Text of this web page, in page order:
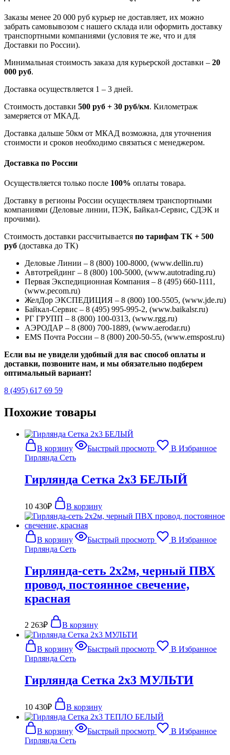
Заказы менее 20 000 руб курьер не доставляет, их можно
забрать самовывозом с нашего склада или оформить доставку
транспортными компаниями (условия те же, что и для
Доставки по России).
Минимальная стоимость заказа для курьерской доставки – 20
000 руб.
Доставка осуществляется 1 – 3 дней.
Стоимость доставки 500 руб + 30 руб/км. Километраж
замеряется от МКАД.
Доставка дальше 50км от МКАД возможна, для уточнения
стоимости и сроков необходимо связаться с менеджером.
Доставка по России
Осуществляется только после 100% оплаты товара.
Доставку в регионы России осуществляем транспортными
компаниями (Деловые линии, ПЭК, Байкал-Сервис, СДЭК и
прочими).
Стоимость доставки рассчитывается по тарифам ТК + 500
руб (доставка до ТК)
Деловые Линии – 8 (800) 100-8000, (www.dellin.ru)
Автотрейдинг – 8 (800) 100-5000, (www.autotrading.ru)
Первая Экспедиционная Компания – 8 (495) 660-1111,
(www.pecom.ru)
ЖелДор ЭКСПЕДИЦИЯ – 8 (800) 100-5505, (www.jde.ru)
Байкал-Сервис – 8 (495) 995-995-2, (www.baikalsr.ru)
РГ ГРУПП – 8 (800) 100-0313, (www.rgg.ru)
АЭРОДАР – 8 (800) 700-1889, (www.aerodar.ru)
EMS Почта России – 8 (800) 200-50-55, (www.emspost.ru)
Если вы не увидели удобный для вас способ оплаты и
доставки, позвоните нам, и мы обязательно подберем
оптимальный вариант!
8 (495) 617 69 59
Похожие товары
В корзину Быстрый просмотр
В Избранное
Гирлянда Сеть
Гирлянда Сетка 2х3 БЕЛЫЙ
10 430₽ В корзину
В корзину Быстрый просмотр
В Избранное
Гирлянда Сеть
Гирлянда-сеть 2х2м, черный ПВХ
провод, постоянное свечение,
красная
2 263₽ В корзину
В корзину Быстрый просмотр
В Избранное
Гирлянда Сеть
Гирлянда Сетка 2х3 МУЛЬТИ
10 430₽ В корзину
В корзину Быстрый просмотр
В Избранное
Гирлянда Сеть